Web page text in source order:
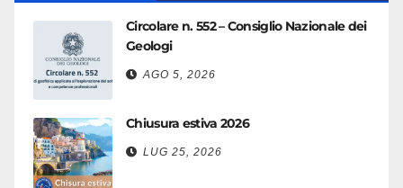
Circolare n. 552 – Consiglio Nazionale dei
Geologi
AGO 5, 2026
Chiusura estiva 2026
LUG 25, 2026